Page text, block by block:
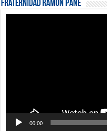
Fraternidad Ramón Pané
00:00